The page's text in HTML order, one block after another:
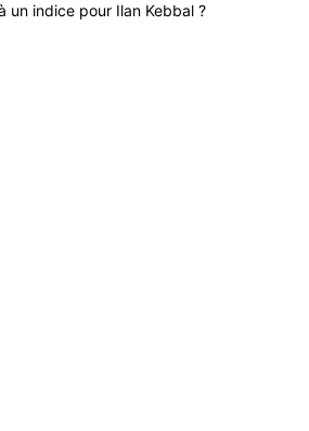
un indice pour Ilan Kebbal ?